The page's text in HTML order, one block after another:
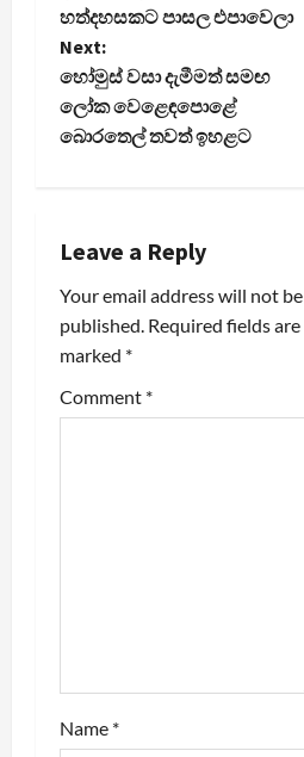
o
s
t
v
i
g
a
හත්දහසකට පාසල එපාවෙලා
Next:
හෝමුස් වසා දැමීමත් සමඟ
ලෝක වෙළෙඳපොළේ
බොරතෙල් තවත් ඉහළට
Leave a Reply
Your email address will not be
published. Required fields are
marked *
Comment *
Name *